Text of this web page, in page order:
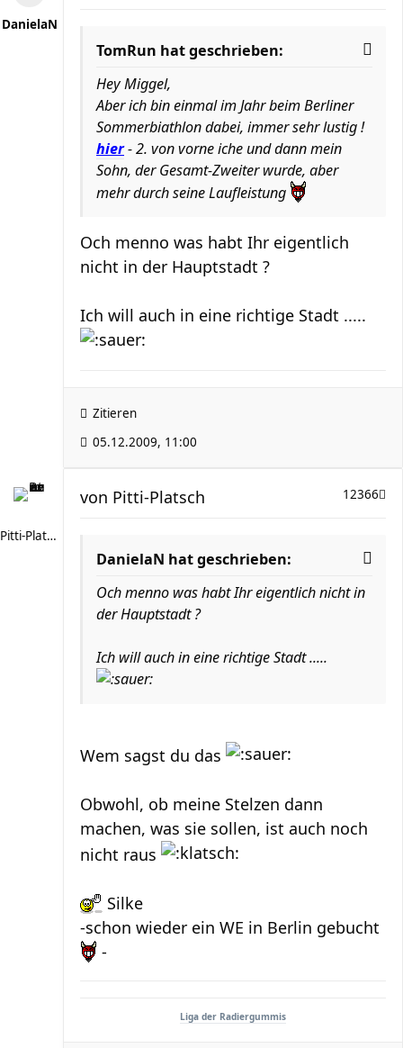
DanielaN
TomRun hat geschrieben:
Hey Miggel,
Aber ich bin einmal im Jahr beim Berliner
Sommerbiathlon dabei, immer sehr lustig !
hier- 2. von vorne iche und dann mein
Sohn, der Gesamt-Zweiter wurde, aber
mehr durch seine Laufleistung
Och menno was habt Ihr eigentlich
nicht in der Hauptstadt ?
Ich will auch in eine richtige Stadt .....
Zitieren
05.12.2009, 11:00
Pitti-Platsch
12366
von Pitti-Platsch
DanielaN hat geschrieben:
Och menno was habt Ihr eigentlich nicht in
der Hauptstadt ?
Ich will auch in eine richtige Stadt .....
Wem sagst du das
Obwohl, ob meine Stelzen dann
machen, was sie sollen, ist auch noch
nicht raus
Silke
-schon wieder ein WE in Berlin gebucht
-
Liga der Radiergummis